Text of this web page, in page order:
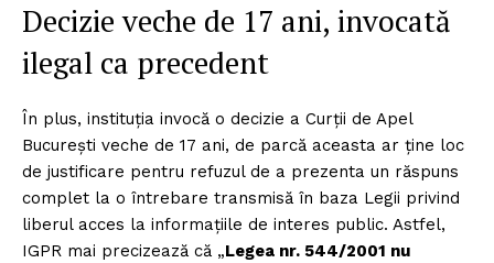
Decizie veche de 17 ani, invocată
ilegal ca precedent
În plus, instituția invocă o decizie a Curții de Apel
București veche de 17 ani, de parcă aceasta ar ține loc
de justificare pentru refuzul de a prezenta un răspuns
complet la o întrebare transmisă în baza Legii privind
liberul acces la informațiile de interes public. Astfel,
IGPR mai precizează că „Legea nr. 544/2001 nu